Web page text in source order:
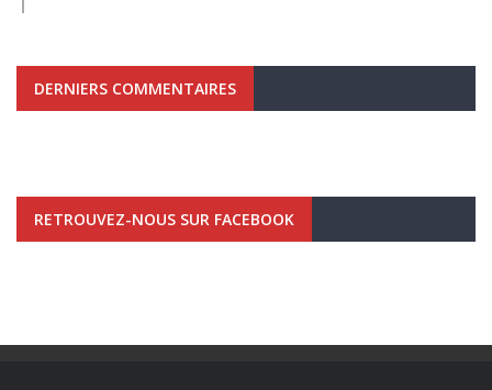
DERNIERS COMMENTAIRES
RETROUVEZ-NOUS SUR FACEBOOK